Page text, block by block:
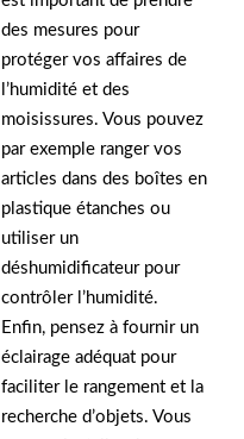
des mesures pour
protéger vos affaires de
l’humidité et des
moisissures. Vous pouvez
par exemple ranger vos
articles dans des boîtes en
plastique étanches ou
utiliser un
déshumidificateur pour
contrôler l’humidité.
Enfin, pensez à fournir un
éclairage adéquat pour
faciliter le rangement et la
recherche d’objets. Vous